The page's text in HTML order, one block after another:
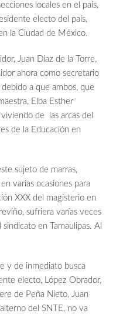
locales en el país,
electo del país,
la Ciudad de México.
Juan Díaz de la Torre,
ahora como secretario
a que ambos, que
Elba Esther
de las arcas del
de la Educación en
sujeto de marras,
varias ocasiones para
XXX del magisterio en
sufriera varías veces
en Tamaulipas. Al
y de inmediato busca
electo, López Obrador,
de Peña Nieto, Juan
del SNTE, no va